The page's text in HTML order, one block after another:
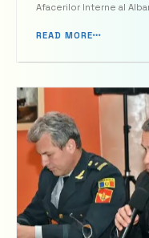
Afacerilor Interne al
cele două state. În
READ MORE